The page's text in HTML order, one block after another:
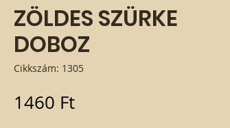
ZÖLDES SZÜRKE
DOBOZ
Cikkszám: 1305
1460 FtÁr